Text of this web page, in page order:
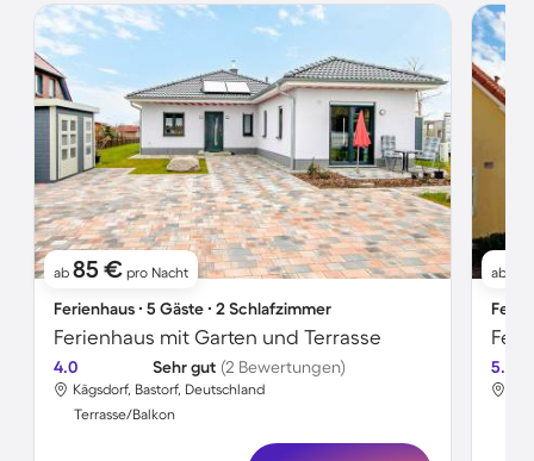
ab 85 € pro Nacht
Ferienhaus ∙ 5 Gäste ∙ 2 Schlafzimmer
Ferienhaus mit Garten und Terrasse
4.0 Sehr gut (2 Bewertungen)
Kägsdorf, Bastorf, Deutschland
Terrasse/Balkon
ab
5.0